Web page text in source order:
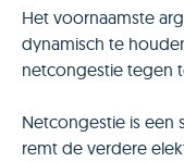
Het voornaamste
dynamisch te
netcongestie tegen
Netcongestie is een
remt de verdere